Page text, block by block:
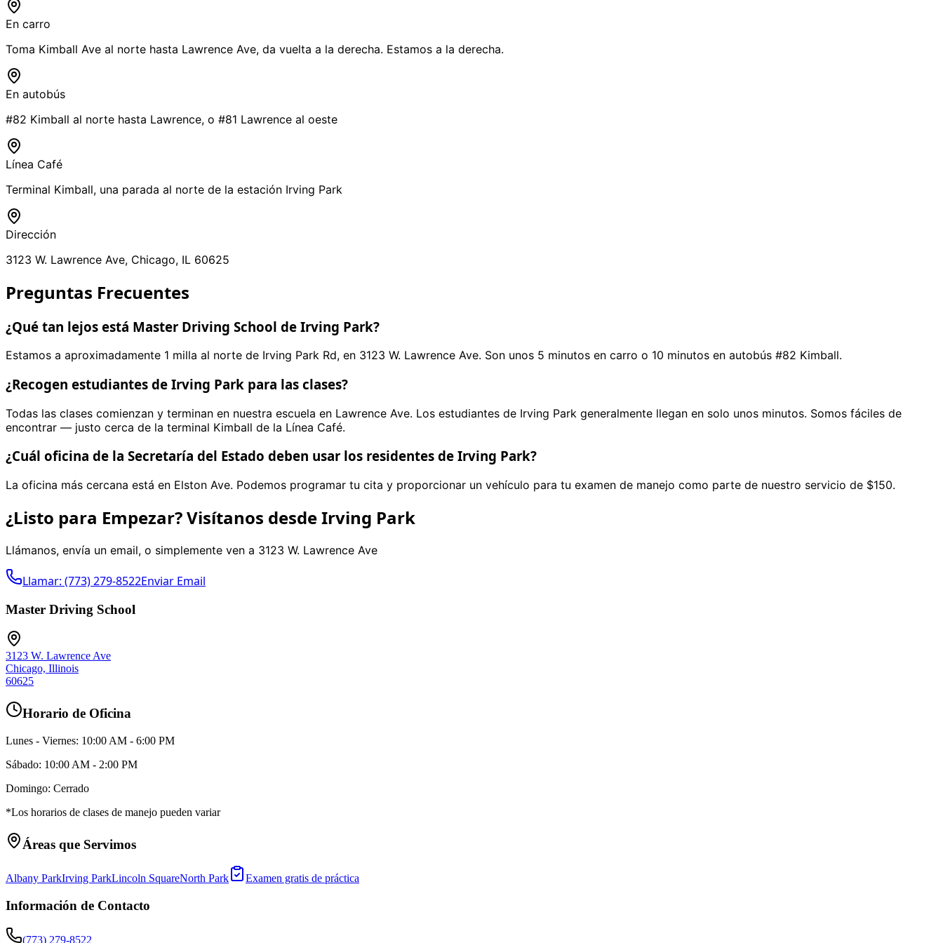
En carro
Toma Kimball Ave al norte hasta Lawrence Ave, da vuelta a la derecha. Estamos a la derecha.
En autobús
#82 Kimball al norte hasta Lawrence, o #81 Lawrence al oeste
Línea Café
Terminal Kimball, una parada al norte de la estación Irving Park
Dirección
3123 W. Lawrence Ave, Chicago, IL 60625
Preguntas Frecuentes
¿Qué tan lejos está Master Driving School de Irving Park?
Estamos a aproximadamente 1 milla al norte de Irving Park Rd, en 3123 W. Lawrence Ave. Son unos 5 minutos en carro o 10 minutos en autobús #82 Kimball.
¿Recogen estudiantes de Irving Park para las clases?
Todas las clases comienzan y terminan en nuestra escuela en Lawrence Ave. Los estudiantes de Irving Park generalmente llegan en solo unos minutos. Somos fáciles de
encontrar — justo cerca de la terminal Kimball de la Línea Café.
¿Cuál oficina de la Secretaría del Estado deben usar los residentes de Irving Park?
La oficina más cercana está en Elston Ave. Podemos programar tu cita y proporcionar un vehículo para tu examen de manejo como parte de nuestro servicio de $150.
¿Listo para Empezar? Visítanos desde Irving Park
Llámanos, envía un email, o simplemente ven a 3123 W. Lawrence Ave
Llamar: (773) 279-8522Enviar Email
Master Driving School
3123 W. Lawrence Ave
Chicago, Illinois
60625
Horario de Oficina
Lunes - Viernes: 10:00 AM - 6:00 PM
Sábado: 10:00 AM - 2:00 PM
Domingo: Cerrado
*Los horarios de clases de manejo pueden variar
Áreas que Servimos
Albany ParkIrving ParkLincoln SquareNorth Park Examen gratis de práctica
Información de Contacto
(773) 279-8522